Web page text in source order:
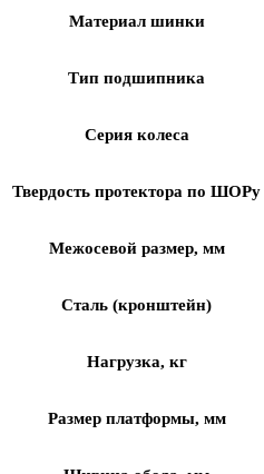
Материал шинки
Тип подшипника
Серия колеса
Твердость протектора по ШОРу
Межосевой размер, мм
Сталь (кронштейн)
Нагрузка, кг
Размер платформы, мм